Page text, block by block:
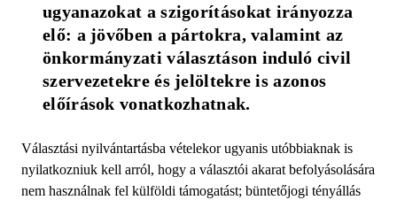
ugyanazokat a szigorításokat irányozza
elő: a jövőben a pártokra, valamint az
önkormányzati választáson induló civil
szervezetekre és jelöltekre is azonos
előírások vonatkozhatnak.
Választási nyilvántartásba vételekor ugyanis utóbbiaknak is
nyilatkozniuk kell arról, hogy a választói akarat befolyásolására
nem használnak fel külföldi támogatást; büntetőjogi tényállás